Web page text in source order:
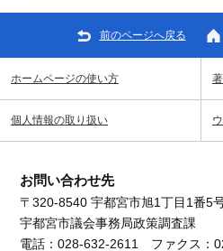
前のページへ戻る
ホームページの使い方
個人情報の取り扱い
お問い合わせ先
〒320-8540 宇都宮市旭1丁目1番5
宇都宮市議会事務局政策調査課
電話：028-632-2611 ファクス：